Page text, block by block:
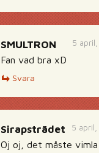
5
SMULTRON
Fan vad bra xD
Svara
5
Sirapsträdet
Oj oj, det måste